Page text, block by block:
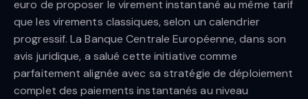
euro de proposer le virement instantané au même tarif
que les virements classiques, selon un calendrier
progressif. La Banque Centrale Européenne, dans son
avis juridique, a salué cette initiative comme
parfaitement alignée avec sa stratégie de déploiement
complet des paiements instantanés au niveau